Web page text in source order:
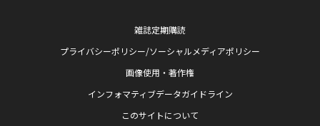
雑誌定期購読
プライバシーポリシー/ソーシャルメディアポリシー
画像使用・著作権
インフォマティブデータガイドライン
このサイトについて